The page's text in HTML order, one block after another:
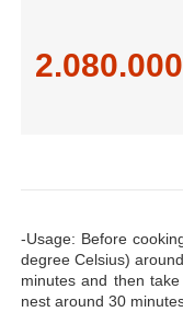
-Usage: Before
degree Celsius)
minutes and then
nest around 30